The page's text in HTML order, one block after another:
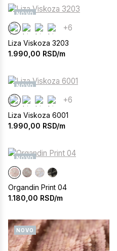
NOVO
+6
Liza Viskoza 3203
1.990,00 RSD/m
NOVO
+6
Liza Viskoza 6001
1.990,00 RSD/m
NOVO
Organdin Print 04
1.180,00 RSD/m
NOVO